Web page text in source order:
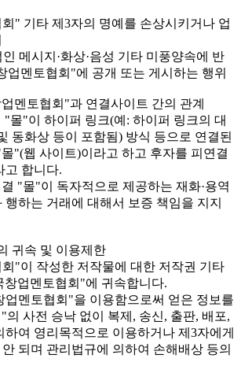
" 기타 제3자의 명예를 손상시키거나 업
메시지·화상·음성 기타 미풍양속에 반
업멘토협회"에 공개 또는 게시하는 행위
멘토협회"과 연결사이트 간의 관계
몰"이 하이퍼 링크(예: 하이퍼 링크의 대
동화상 등이 포함됨) 방식 등으로 연결된
"(웹 사이트)이라고 하고 후자를 피연결
고 합니다.
"몰"이 독자적으로 제공하는 재화·용역
하는 거래에 대해서 보증 책임을 지지
귀속 및 이용제한
"이 작성한 저작물에 대한 저작권 기타
업멘토협회"에 귀속합니다.
업멘토협회"을 이용함으로써 얻은 정보를
의 사전 승낙 없이 복제, 송신, 출판, 배포,
하여 영리목적으로 이용하거나 제3자에게
되며 관리법규에 의하여 손해배상 등의